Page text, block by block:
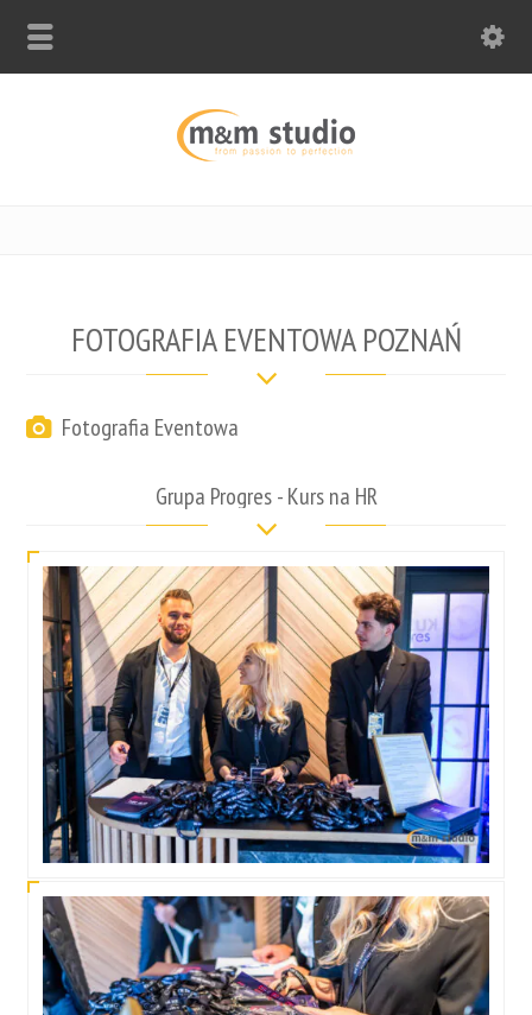
FOTOGRAFIA EVENTOWA POZNAŃ
Fotografia Eventowa
Grupa Progres - Kurs na HR